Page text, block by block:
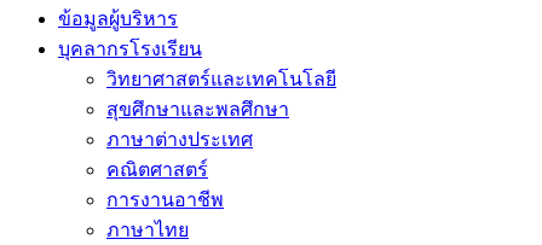
ข้อมูลผู้บริหาร
บุคลากรโรงเรียน
วิทยาศาสตร์และเทคโนโลยี
สุขศึกษาและพลศึกษา
ภาษาต่างประเทศ
คณิตศาสตร์
การงานอาชีพ
ภาษาไทย